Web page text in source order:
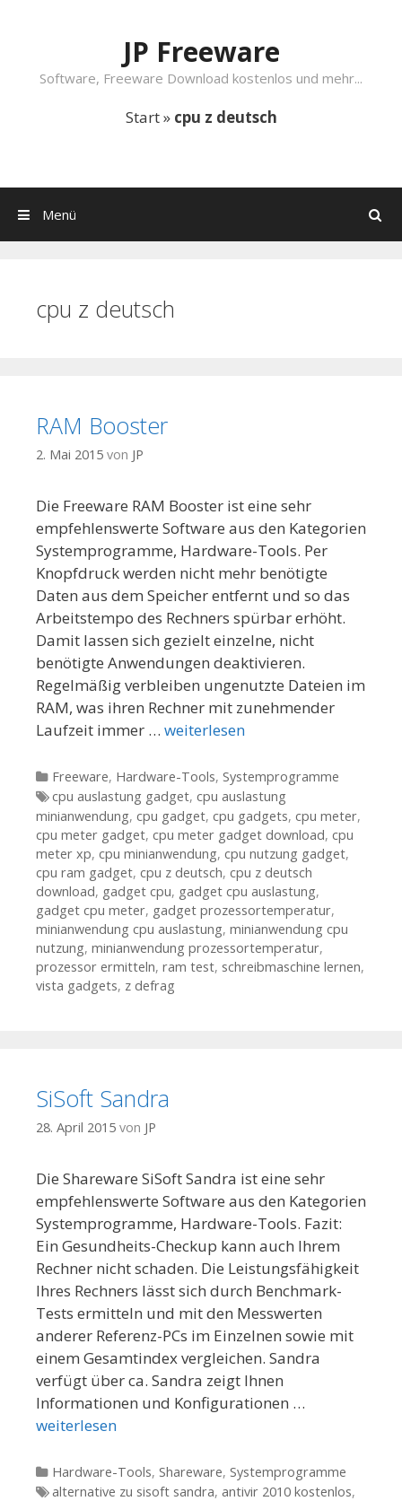
JP Freeware
Software, Freeware Download kostenlos und mehr...
Start» cpu z deutsch
Suchen
Menü
cpu z deutsch
RAM Booster
2. Mai 2015 von JP
Die Freeware RAM Booster ist eine sehr
empfehlenswerte Software aus den Kategorien
Systemprogramme, Hardware-Tools. Per
Knopfdruck werden nicht mehr benötigte
Daten aus dem Speicher entfernt und so das
Arbeitstempo des Rechners spürbar erhöht.
Damit lassen sich gezielt einzelne, nicht
benötigte Anwendungen deaktivieren.
Regelmäßig verbleiben ungenutzte Dateien im
RAM, was ihren Rechner mit zunehmender
Laufzeit immer … weiterlesen
Kategorien
Freeware, Hardware-Tools, Systemprogramme
Tags
cpu auslastung gadget, cpu auslastung
minianwendung, cpu gadget, cpu gadgets, cpu meter,
cpu meter gadget, cpu meter gadget download, cpu
meter xp, cpu minianwendung, cpu nutzung gadget,
cpu ram gadget, cpu z deutsch, cpu z deutsch
download, gadget cpu, gadget cpu auslastung,
gadget cpu meter, gadget prozessortemperatur,
minianwendung cpu auslastung, minianwendung cpu
nutzung, minianwendung prozessortemperatur,
prozessor ermitteln, ram test, schreibmaschine lernen,
vista gadgets, z defrag
SiSoft Sandra
28. April 2015 von JP
Die Shareware SiSoft Sandra ist eine sehr
empfehlenswerte Software aus den Kategorien
Systemprogramme, Hardware-Tools. Fazit:
Ein Gesundheits-Checkup kann auch Ihrem
Rechner nicht schaden. Die Leistungsfähigkeit
Ihres Rechners lässt sich durch Benchmark-
Tests ermitteln und mit den Messwerten
anderer Referenz-PCs im Einzelnen sowie mit
einem Gesamtindex vergleichen. Sandra
verfügt über ca. Sandra zeigt Ihnen
Informationen und Konfigurationen …
weiterlesen
Kategorien
Hardware-Tools, Shareware, Systemprogramme
Tags
alternative zu sisoft sandra, antivir 2010 kostenlos,